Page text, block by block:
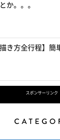
か。。。
描き方全行程】
スポンサーリンク